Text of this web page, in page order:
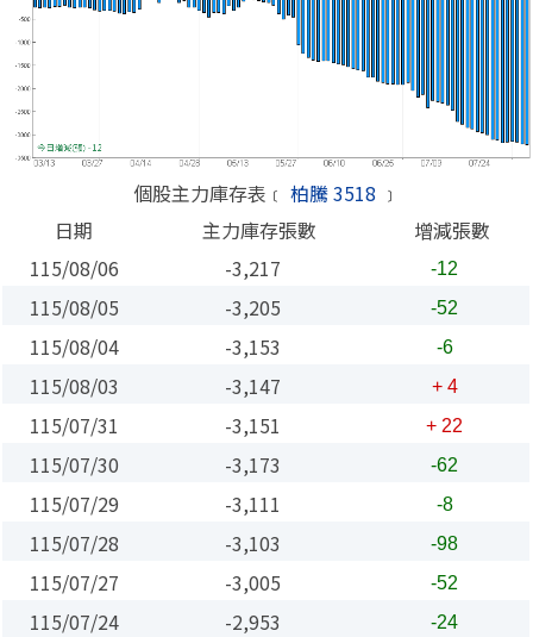
個股主力庫存表﹝ 柏騰 3518 ﹞
日期
主力庫存張數
增減張數
115/08/06
-3,217 -12
115/08/05 -3,205 -52
115/08/04 -3,153 -6
115/08/03 -3,147 + 4
115/07/31 -3,151 + 22
115/07/30 -3,173 -62
115/07/29 -3,111 -8
115/07/28 -3,103 -98
115/07/27 -3,005 -52
115/07/24 -2,953 -24